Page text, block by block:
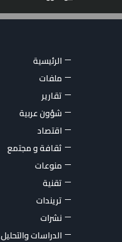
الرئيسية
ملفات
تقارير
شؤون عربية
اقتصاد
ثقافة و مجتمع
منوعات
تقنية
تريندات
نشرات
الدراسات والتحليل